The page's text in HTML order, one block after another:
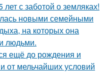
с заботой о земляках!
новыми семейными
на которых она
людьми.
ещё до рождения и
от мельчайших условий